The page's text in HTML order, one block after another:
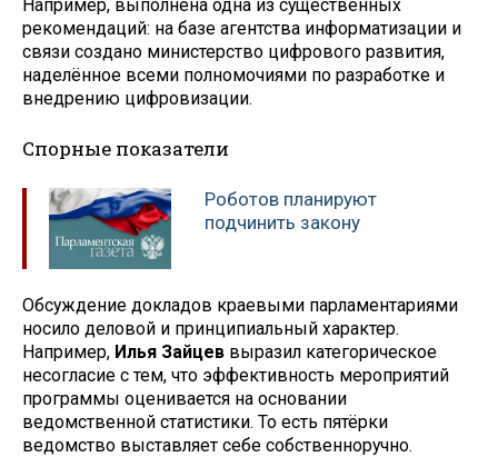
Например, выполнена одна из существенных
рекомендаций: на базе агентства информатизации и
связи создано министерство цифрового развития,
наделённое всеми полномочиями по разработке и
внедрению цифровизации.
Спорные показатели
Роботов планируют
подчинить закону
Обсуждение докладов краевыми парламентариями
носило деловой и принципиальный характер.
Например, Илья Зайцев выразил категорическое
несогласие с тем, что эффективность мероприятий
программы оценивается на основании
ведомственной статистики. То есть пятёрки
ведомство выставляет себе собственноручно.